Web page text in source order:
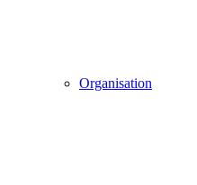
Organisation